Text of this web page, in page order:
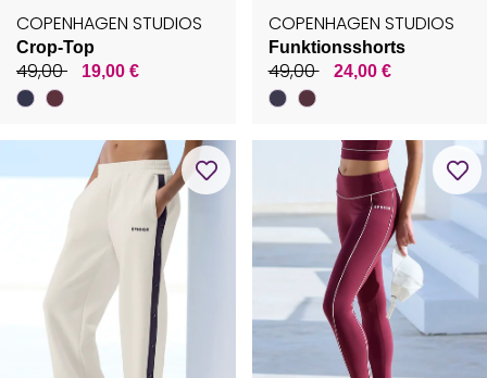
COPENHAGEN STUDIOS
Crop-Top
49,00 19,00 €
COPENHAGEN STUDIOS
Funktionsshorts
49,00 24,00 €